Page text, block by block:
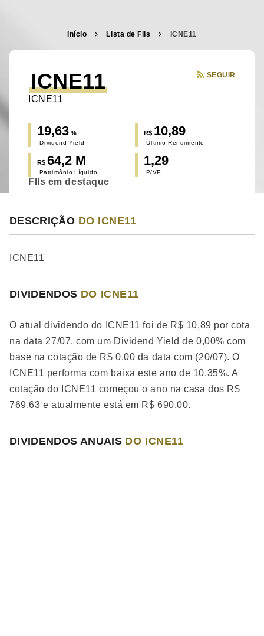
Início Lista de Fiis ICNE11
ICNE11
ICNE11
SEGUIR
19,63 %
Dividend Yield
R$ 10,89
Último Rendimento
R$ 64,2 M
Patrimônio Líquido
1,29
P/VP
FIIs em destaque
DESCRIÇÃO DO ICNE11
ICNE11
DIVIDENDOS DO ICNE11
O atual dividendo do ICNE11 foi de R$ 10,89 por cota
na data 27/07, com um Dividend Yield de 0,00% com
base na cotação de R$ 0,00 da data com (20/07). O
ICNE11 performa com baixa este ano de 10,35%. A
cotação do ICNE11 começou o ano na casa dos R$
769,63 e atualmente está em R$ 690,00.
DIVIDENDOS ANUAIS DO ICNE11